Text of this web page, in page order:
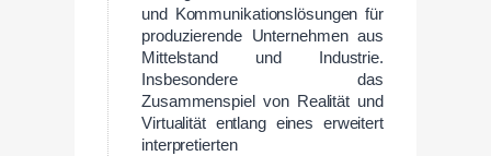
und Kommunikationslösungen für
produzierende Unternehmen aus
Mittelstand und Industrie.
Insbesondere das
Zusammenspiel von Realität und
Virtualität entlang eines erweitert
interpretierten